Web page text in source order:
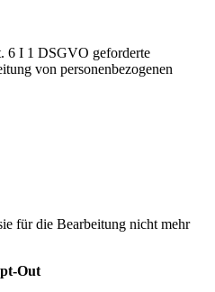
6 I 1 DSGVO geforderte
von personenbezogenen
für die Bearbeitung nicht mehr
Out